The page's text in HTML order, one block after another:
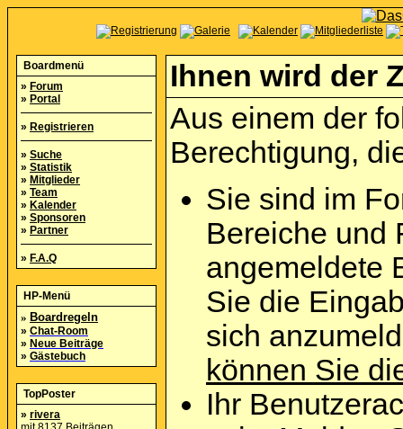
Boardmenü
» Forum
» Portal
» Registrieren
» Suche
» Statistik
» Mitglieder
» Team
» Kalender
» Sponsoren
» Partner
» F.A.Q
HP-Menü
» Boardregeln
» Chat-Room
» Neue Beiträge
» Gästebuch
TopPoster
» rivera
Ihnen wird der
Aus einem der
Berechtigung,
Sie sind im
Bereiche und
angemeldete
Sie die
sich
können Sie
Ihr